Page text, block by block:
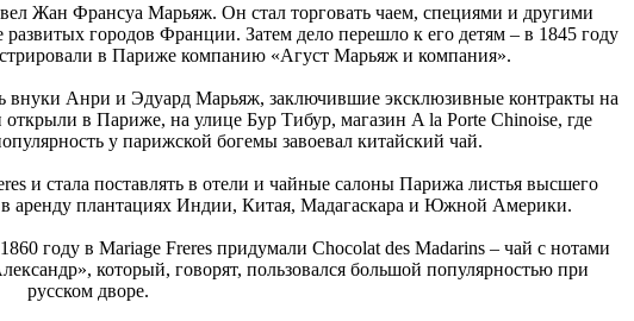
Жан Франсуа Марьяж. Он стал торговать чаем, специями и другими
городов Франции. Затем дело перешло к его детям – в 1845 году
в Париже компанию «Агуст Марьяж и компания».
внуки Анри и Эдуард Марьяж, заключившие эксклюзивные контракты на
в Париже, на улице Бур Тибур, магазин A la Porte Chinoise, где
у парижской богемы завоевал китайский чай.
и стала поставлять в отели и чайные салоны Парижа листья высшего
аренду плантациях Индии, Китая, Мадагаскара и Южной Америки.
году в Mariage Freres придумали Chocolat des Madarins – чай с нотами
который, говорят, пользовался большой популярностью при
русском дворе.